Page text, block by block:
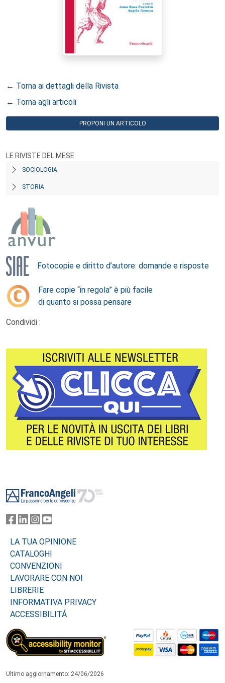
← Torna ai dettagli della Rivista
← Torna agli articoli
PROPONI UN ARTICOLO
LE RIVISTE DEL MESE
SOCIOLOGIA
STORIA
Fotocopie e diritto d’autore: domande e risposte
Fare copie “in regola” è più facile
di quanto si possa pensare
Condividi :
LA TUA OPINIONE
CATALOGHI
CONVENZIONI
LAVORARE CON NOI
LIBRERIE
INFORMATIVA PRIVACY
ACCESSIBILITÁ
Ultimo aggiornamento: 24/06/2026